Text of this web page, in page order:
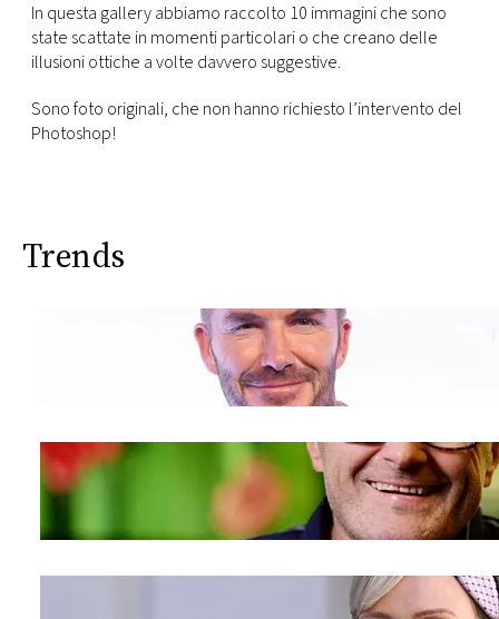
In questa gallery abbiamo raccolto 10 immagini che sono
state scattate in momenti particolari o che creano delle
illusioni ottiche a volte davvero suggestive.
Sono foto originali, che non hanno richiesto l’intervento del
Photoshop!
Trends